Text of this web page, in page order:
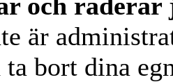
är
ta bort dina